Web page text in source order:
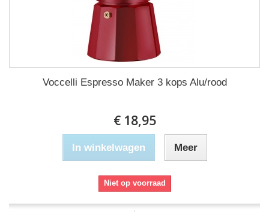
Voccelli Espresso Maker 3 kops Alu/rood
€ 18,95
In winkelwagen Meer
Niet op voorraad